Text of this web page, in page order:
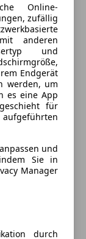
Online-
zufällig
anderen
und
Endgerät
werden, um
es eine App
für
und
Sie in
Manager
durch